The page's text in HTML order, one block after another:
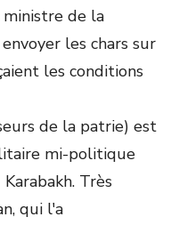
ministre de la
les chars sur
les conditions
de la patrie) est
mi-politique
Très
qui l'a